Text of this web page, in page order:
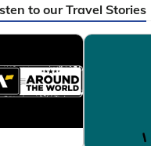
to our Travel Stories